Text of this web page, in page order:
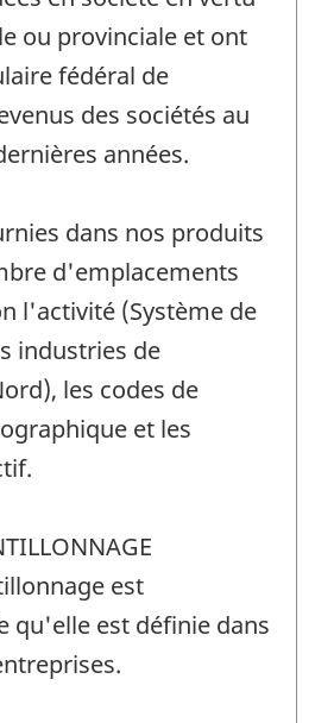
ou provinciale et ont
fédéral de
des sociétés au
années.
dans nos produits
d'emplacements
l'activité (Système de
industries de
les codes de
et les
est
qu'elle est définie dans